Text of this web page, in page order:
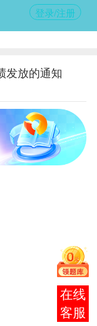
登录/注册
发放的通知
报考
咨询